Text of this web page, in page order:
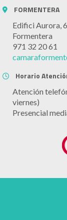
FORMENTERA
Edifici Aurora,
Formentera
971 32 20 61
Horario
Atención
viernes)
Presencial